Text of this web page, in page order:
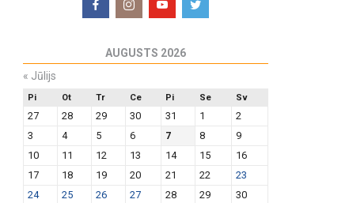
AUGUSTS 2026
« Jūlijs
Pi Ot Tr Ce Pi Se Sv
27 28 29 30 31 1
2
3
4 5 6 7 8
9
10
11 12 13 14 15
16
17
18 19 20 21 22
23
24
25 26 27 28 29
30